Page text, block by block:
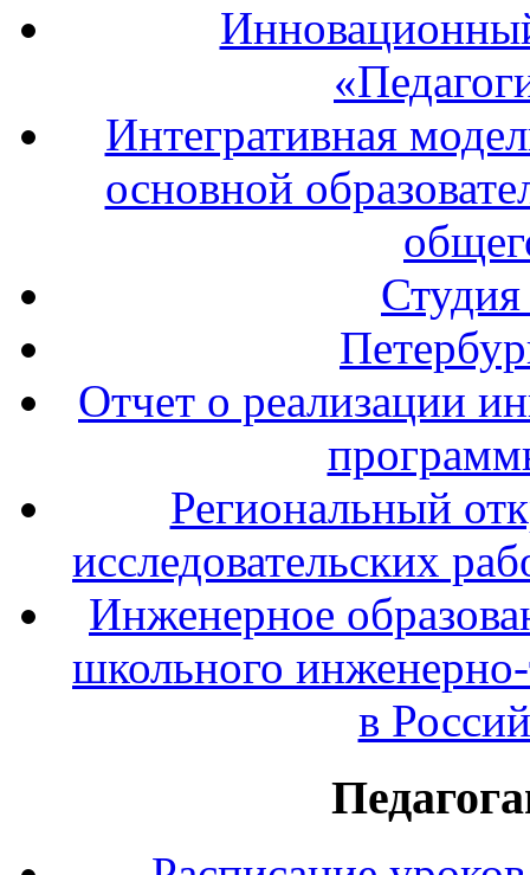
Интегративная
основной
Отчет о реализации
Региональный
исследовательских
Инженерное
школьного инженерно-
в